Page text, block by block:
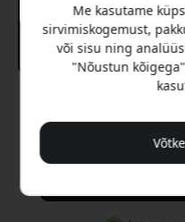
Me kasutame
sirvimiskogemust,
või sisu ning
"Nõustun